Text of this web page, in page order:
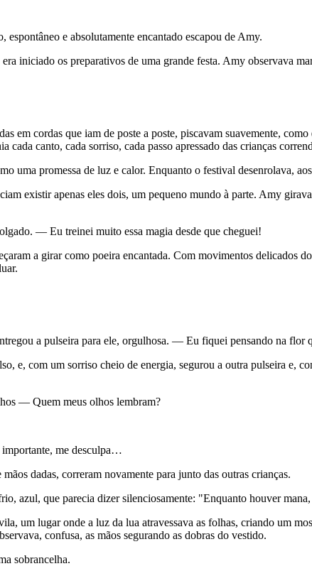
e absolutamente encantado escapou de Amy.
iniciado os preparativos de uma grande festa. Amy observava
em cordas que iam de poste a poste, piscavam suavemente,
canto, cada sorriso, cada passo apressado das crianças
uma promessa de luz e calor. Enquanto o festival desenrolava,
existir apenas eles dois, um pequeno mundo à parte. Amy
— Eu treinei muito essa magia desde que cheguei!
a girar como poeira encantada. Com movimentos delicados
a pulseira para ele, orgulhosa. — Eu fiquei pensando na flor
e, com um sorriso cheio de energia, segurou a outra pulseira e,
— Quem meus olhos lembram?
me desculpa…
dadas, correram novamente para junto das outras crianças.
azul, que parecia dizer silenciosamente: "Enquanto houver mana,
um lugar onde a luz da lua atravessava as folhas, criando um
confusa, as mãos segurando as dobras do vestido.
sobrancelha.